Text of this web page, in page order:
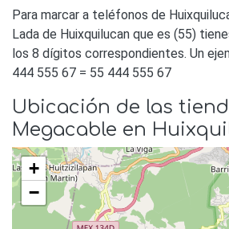
Para marcar a teléfonos de
Lada de Huixquilucan que es (55)
los 8 dígitos correspondientes. Un
444 555 67 = 55 444 555 67
Ubicación de las
Megacable en
+
−